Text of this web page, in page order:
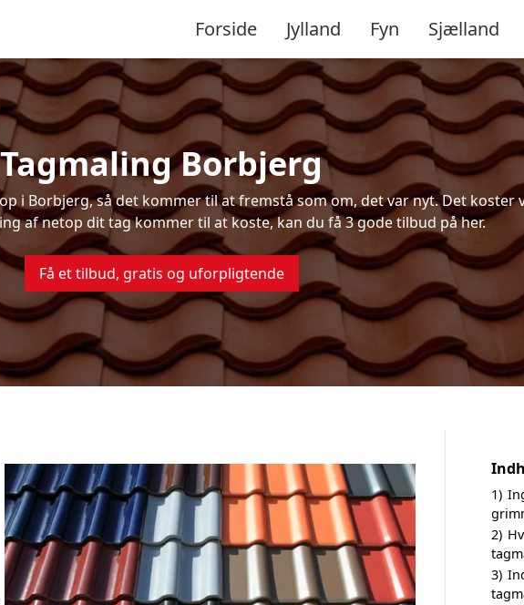
Forside Jylland Fyn Sjælland
Tagmaling Borbjerg
i Borbjerg, så det kommer til at fremstå som om, det var nyt. Det
af netop dit tag kommer til at koste, kan du få 3 gode tilbud på her.
Få et tilbud, gratis og uforpligtende
1)
2)
3)